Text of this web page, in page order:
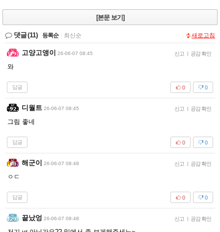
[본문 보기]
댓글(11) 등록순 최신순 새로고침
고양고앵이 26-06-07 08:45 신고 | 공감 확인
와
답글 0
0
디월트 26-06-07 08:45 신고 | 공감 확인
그림 좋네
답글 0
0
해군이 26-06-07 08:48 신고 | 공감 확인
ㅇㄷ
답글 0
0
끝났엉 26-06-07 08:48 신고 | 공감 확인